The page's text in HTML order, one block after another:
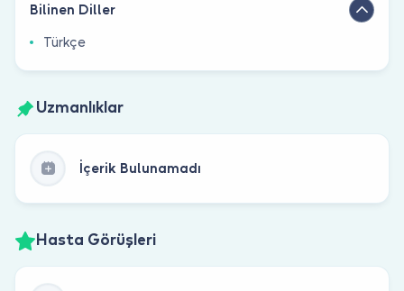
Bilinen Diller
Türkçe
Uzmanlıklar
İçerik Bulunamadı
Hasta Görüşleri